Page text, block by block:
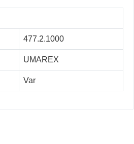
477.2.1000
UMAREX
Var